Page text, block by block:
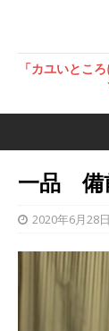
「カユいとこ
一品 備
2020年6月28日